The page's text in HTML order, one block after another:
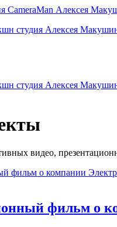
студия Алексея
студия Алексея
видео,
фильм о